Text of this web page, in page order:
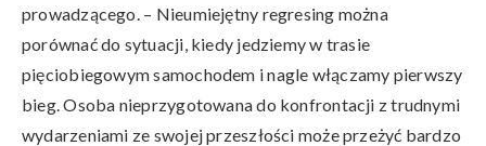
prowadzącego. – Nieumiejętny regresing można
porównać do sytuacji, kiedy jedziemy w trasie
pięciobiegowym samochodem i nagle włączamy pierwszy
bieg. Osoba nieprzygotowana do konfrontacji z trudnymi
wydarzeniami ze swojej przeszłości może przeżyć bardzo